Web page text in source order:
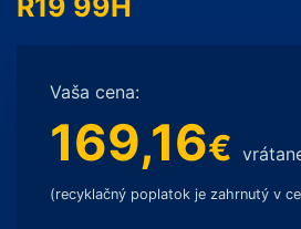
R19 99H
Vaša cena:
169,16€
(recyklačný poplatok je zahrnutý v